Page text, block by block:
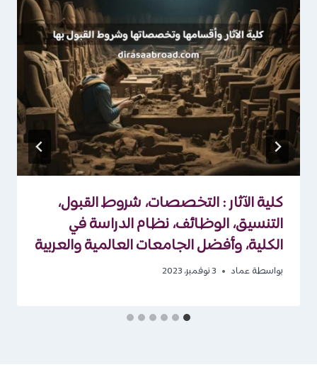
كلية الآثار : التخصصات، شروط القبول،
التنسيق، الوظائف، نظام الدراسة في
الكلية، وأفضل الجامعات العالمية والعربية
بواسطة عماد 3 نوفمبر، 2023